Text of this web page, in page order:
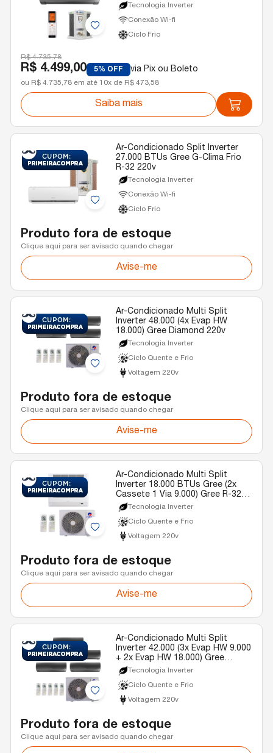
Tecnologia Inverter
Conexão Wi-fi
Ciclo Frio
R$ 4.735,78
R$ 4.499,00 5% OFF via Pix ou Boleto
ou R$ 4.735,78 em até 10x de R$ 473,58
Saiba mais
Ar-Condicionado Split Inverter
27.000 BTUs Gree G-Clima Frio
R-32 220v
Tecnologia Inverter
Conexão Wi-fi
Ciclo Frio
Produto fora de estoque
Clique aqui para ser avisado quando chegar
Avise-me
Ar-Condicionado Multi Split
Inverter 48.000 (4x Evap HW
18.000) Gree Diamond 220v
Tecnologia Inverter
Ciclo Quente e Frio
Voltagem 220v
Produto fora de estoque
Clique aqui para ser avisado quando chegar
Avise-me
Ar-Condicionado Multi Split
Inverter 18.000 BTUs Gree (2x
Cassete 1 Via 9.000) Gree R-32
Quente e Frio 220v
Tecnologia Inverter
Ciclo Quente e Frio
Voltagem 220v
Produto fora de estoque
Clique aqui para ser avisado quando chegar
Avise-me
Ar-Condicionado Multi Split
Inverter 42.000 (3x Evap HW 9.000
+ 2x Evap HW 18.000) Gree
Diamond Quente/Frio R-32 220v
Tecnologia Inverter
Ciclo Quente e Frio
Voltagem 220v
Produto fora de estoque
Clique aqui para ser avisado quando chegar